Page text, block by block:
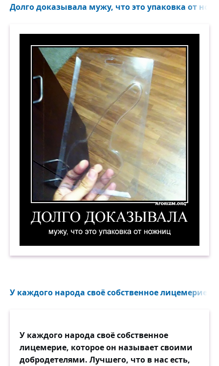
Долго доказывала мужу, что это упаковка от
У каждого народа своё собственное лицемерие...
У каждого народа своё собственное
лицемерие, которое он называет своими
добродетелями. Лучшего, что в нас есть,